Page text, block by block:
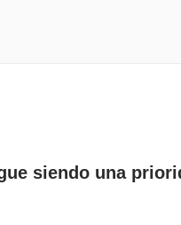
siendo una